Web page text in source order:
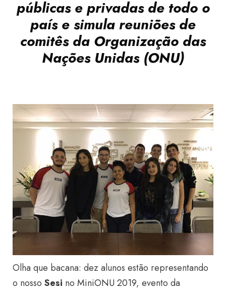
públicas e privadas de todo o
país e simula reuniões de
comitês da Organização das
Nações Unidas (ONU)
Olha que bacana: dez alunos estão representando
o nosso Sesi no MiniONU 2019, evento da